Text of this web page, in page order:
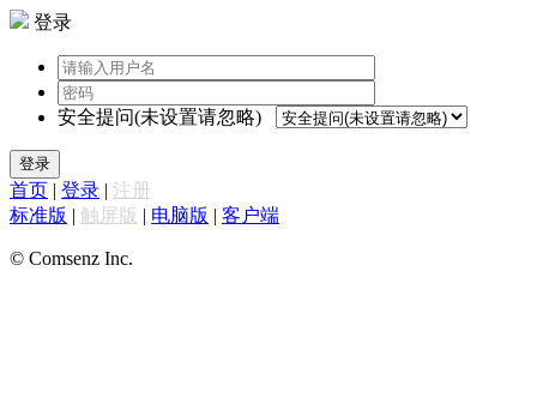
登录
安全提问(未设置请忽略)
登录
首页 | 登录 | 注册
标准版 | 触屏版 | 电脑版 | 客户端
© Comsenz Inc.